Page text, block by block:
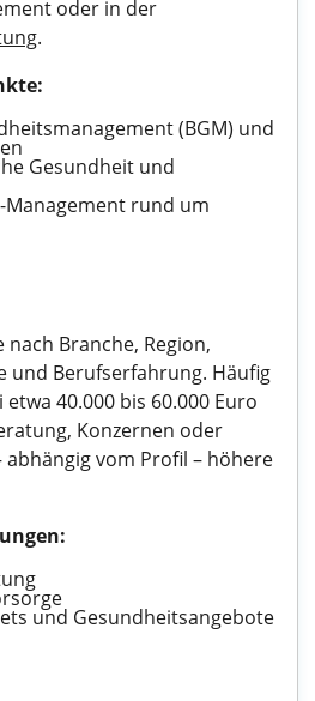
oder in der
.
(BGM) und
Gesundheit und
Management rund um
Branche, Region,
und Berufserfahrung. Häufig
40.000 bis 60.000 Euro
Konzernen oder
vom Profil – höhere
und Gesundheitsangebote